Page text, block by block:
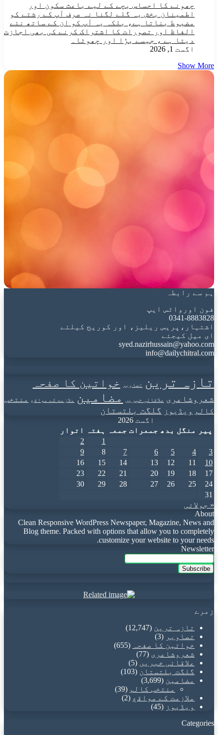
چھونے کا احساس بچے کے لیے باعث سکون اور
اطمینان بخش یہ گلے لگنا نہ صرف آپ کے رشتے کو
مضبوط بناتا ہے، بلکہ یہ آپ کو ان کے ساتھ نئے
الفاظ اور تصورات کا اشتراک کرنے کی بھی اجازت
دیتا ہے ، جیسے بڑا اور چھوٹا۔
اگست 1, 2026
Show More
ہم سے رابطہ
فون اورواٹس ایپ
0341-8883828
اشتہار،پریس ریلیز، اور کوریج کیلئے
ای میل کیجئے
syed.nazirhussain@yahoo.com
info@dailychitral.com
تازہ ترین تصاویر خواتین کا صفحہ
شعروشاعری علاقائی خبریں مضامین ملازمت کے مواقع
منتخب
کالم ویڈیوز گلگت بلتستان
اگست 2026
پیر
منگل بدھ جمعرات جمعہ ہفتہ
اتوار
1
2
3
4
5
6
7
8
9
10
11
12
13
14
15
16
17
18
19
20
21
22
23
24
25
26
27
28
29
30
31
« جولائی
About
Clean Responsive WordPress Newspaper, Magazine, News and
Blog theme. Packed with options that allow you to completely
customize your website to your needs.
Newsletter
Enter
your
Email
زمرے
تازہ ترین (12,747)
تصاویر (3)
خواتین کا صفحہ
(655)
شعروشاعری (77)
علاقائی خبریں (5)
گلگت بلتستان (103)
مضامین (3,699)
منتخب کالم (39)
ملازمت کے مواقع (2)
ویڈیوز (45)
Categories